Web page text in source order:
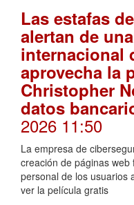
Las estafas
alertan de
internacional
aprovecha la
Christopher
datos
2026 11:50
La empresa de
creación de páginas
personal de los usuarios
ver la película gratis